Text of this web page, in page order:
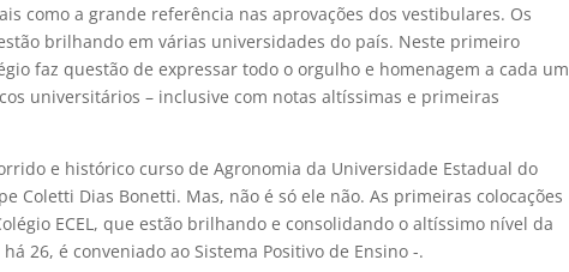
como a grande referência nas aprovações dos vestibulares. Os
brilhando em várias universidades do país. Neste primeiro
faz questão de expressar todo o orgulho e homenagem a cada um
universitários – inclusive com notas altíssimas e primeiras
e histórico curso de Agronomia da Universidade Estadual do
Coletti Dias Bonetti. Mas, não é só ele não. As primeiras colocações
ECEL, que estão brilhando e consolidando o altíssimo nível da
26, é conveniado ao Sistema Positivo de Ensino -.